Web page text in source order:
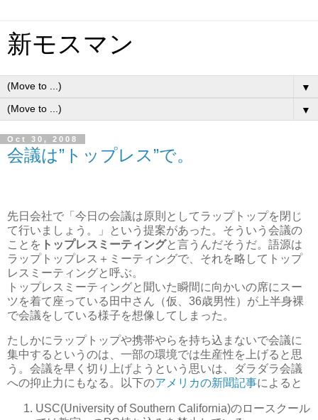
新モスマン
▼
▼
Oct 30, 2008
会議は”トップレス”で。
先日会社で「今日の会議は原則としてラップトップを閉じ
て行いましょう。」という提案があった。そういう会議の
ことを トップレスミーティングと言うんだそうだ。語源は
ラップトップレス＋ミーティングで、それを略してトップ
レスミーティングと呼ぶ。
トップレスミーティングと聞いた瞬間に向かいの席にスー
ツを着て座っている田中さん（仮、36歳男性）が上半身裸
で会議をしている様子を想像してしまった。
たしかにラップトップや携帯やらを持ち込まないで会議に
集中するというのは、一部の環境では生産性を上げると思
う。会議を早く切り上げようという思いは、ダラダラ会議
への抑止力にもなる。以下のアメリカの新聞記事によると
USC(University of Southern California)のロースクール